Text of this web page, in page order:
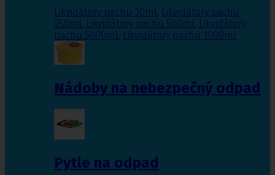
Likvidátory pachu 30ml, Likvidátory pachu
250ml, Likvidátory pachu 500ml, Likvidátory
pachu 5000ml, Likvidátory pachu 1000ml
Nádoby na nebezpečný odpad
Pytle na odpad